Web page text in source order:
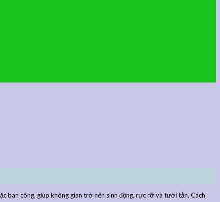
ban công, giúp không gian trở nên sinh động, rực rỡ và tưới tắn. Cách